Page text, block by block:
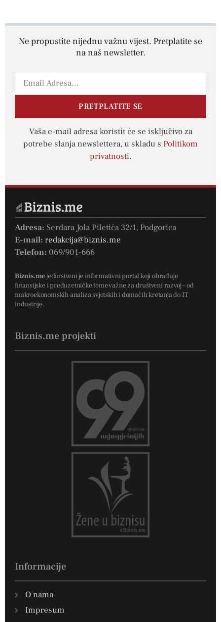
Ne propustite nijednu važnu vijest. Pretplatite se
na naš newsletter.
PRETPLATITE SE
Vaša e-mail adresa koristit će se isključivo za
potrebe slanja newslettera, u skladu s Politikom
privatnosti.
Adresa: Serdara Jola Piletića 32/1, Podgorica
E-mail: redakcija@biznis.me
Telefon: 069/901-666
Biznis.mejedinstveni je informativni portal koji obrađuje
finansijske i preduzetničke teme važne za društveni razvoj – od
makroekonomskih analiza svjetskih i domaćih kretanja do IT
industrije.
Biznis.me projekti
Informacije
O nama
Impresum